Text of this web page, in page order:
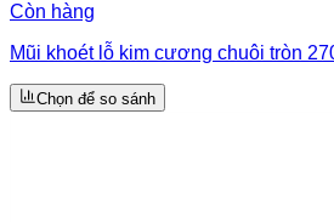
Còn hàng
Mũi khoét lỗ kim cương chuôi tròn
Chọn để so sánh